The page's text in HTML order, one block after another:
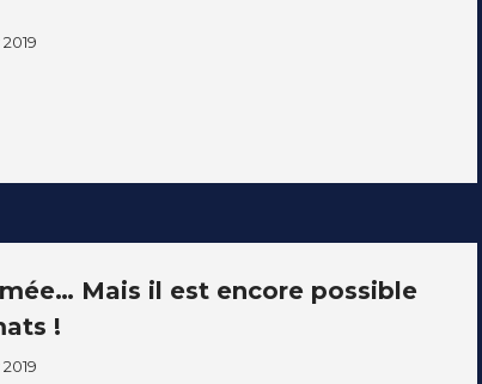
Mais il est encore possible
!